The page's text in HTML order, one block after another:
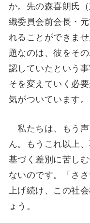
か。先の森喜朗氏
織委員会前会長・
れることができま
題なのは、彼をそ
認していたという
そを変えていく必
気がついています。
私たちは、もう
ん。もうこれ以上
基づく差別に苦し
ないのです。「さ
上げ続け、この社
ょう。